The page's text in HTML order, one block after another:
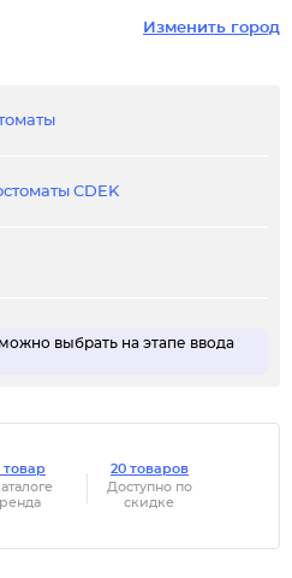
Изменить город
CDEK
выбрать на этапе ввода
товар
20 товаров
Доступно по
скидке